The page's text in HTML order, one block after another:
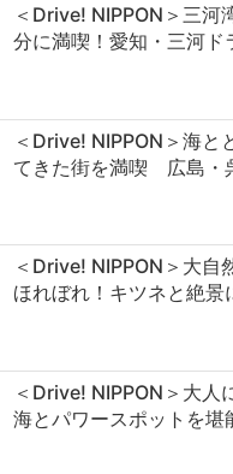
＜Drive! NIPPON＞三河
分に満喫！愛知・三河ド
＜Drive! NIPPON＞海と
てきた街を満喫 広島・
＜Drive! NIPPON＞大自
ほれぼれ！キツネと絶
＜Drive! NIPPON＞大人
海とパワースポットを